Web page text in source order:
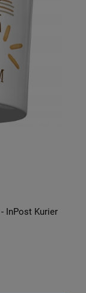
- InPost Kurier